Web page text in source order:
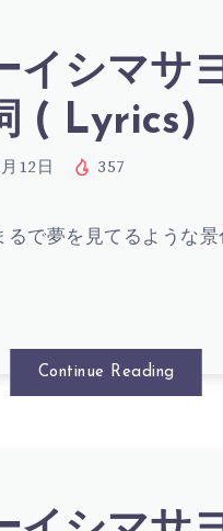
イシマサ
( Lyrics)
12日 357
るで夢を見てるような
Continue Reading